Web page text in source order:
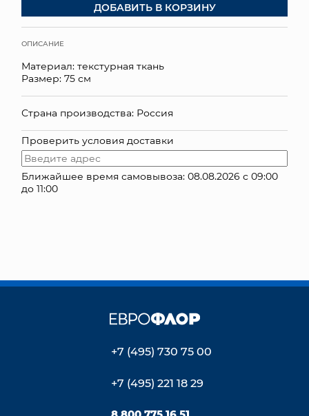
ПОДАРОЧНЫЕ КАРТЫ
ОПТОВЫМ КЛИЕНТАМ
ДОСТАВКА И ОПЛАТА
ДОБАВИТЬ В КОРЗИНУ
ОПИСАНИЕ
Материал: текстурная ткань
Размер: 75 см
Страна производства: Россия
Проверить условия доставки
Ближайшее время самовывоза: 08.08.2026 с 09:00
до 11:00
+7 (495) 730 75 00
+7 (495) 221 18 29